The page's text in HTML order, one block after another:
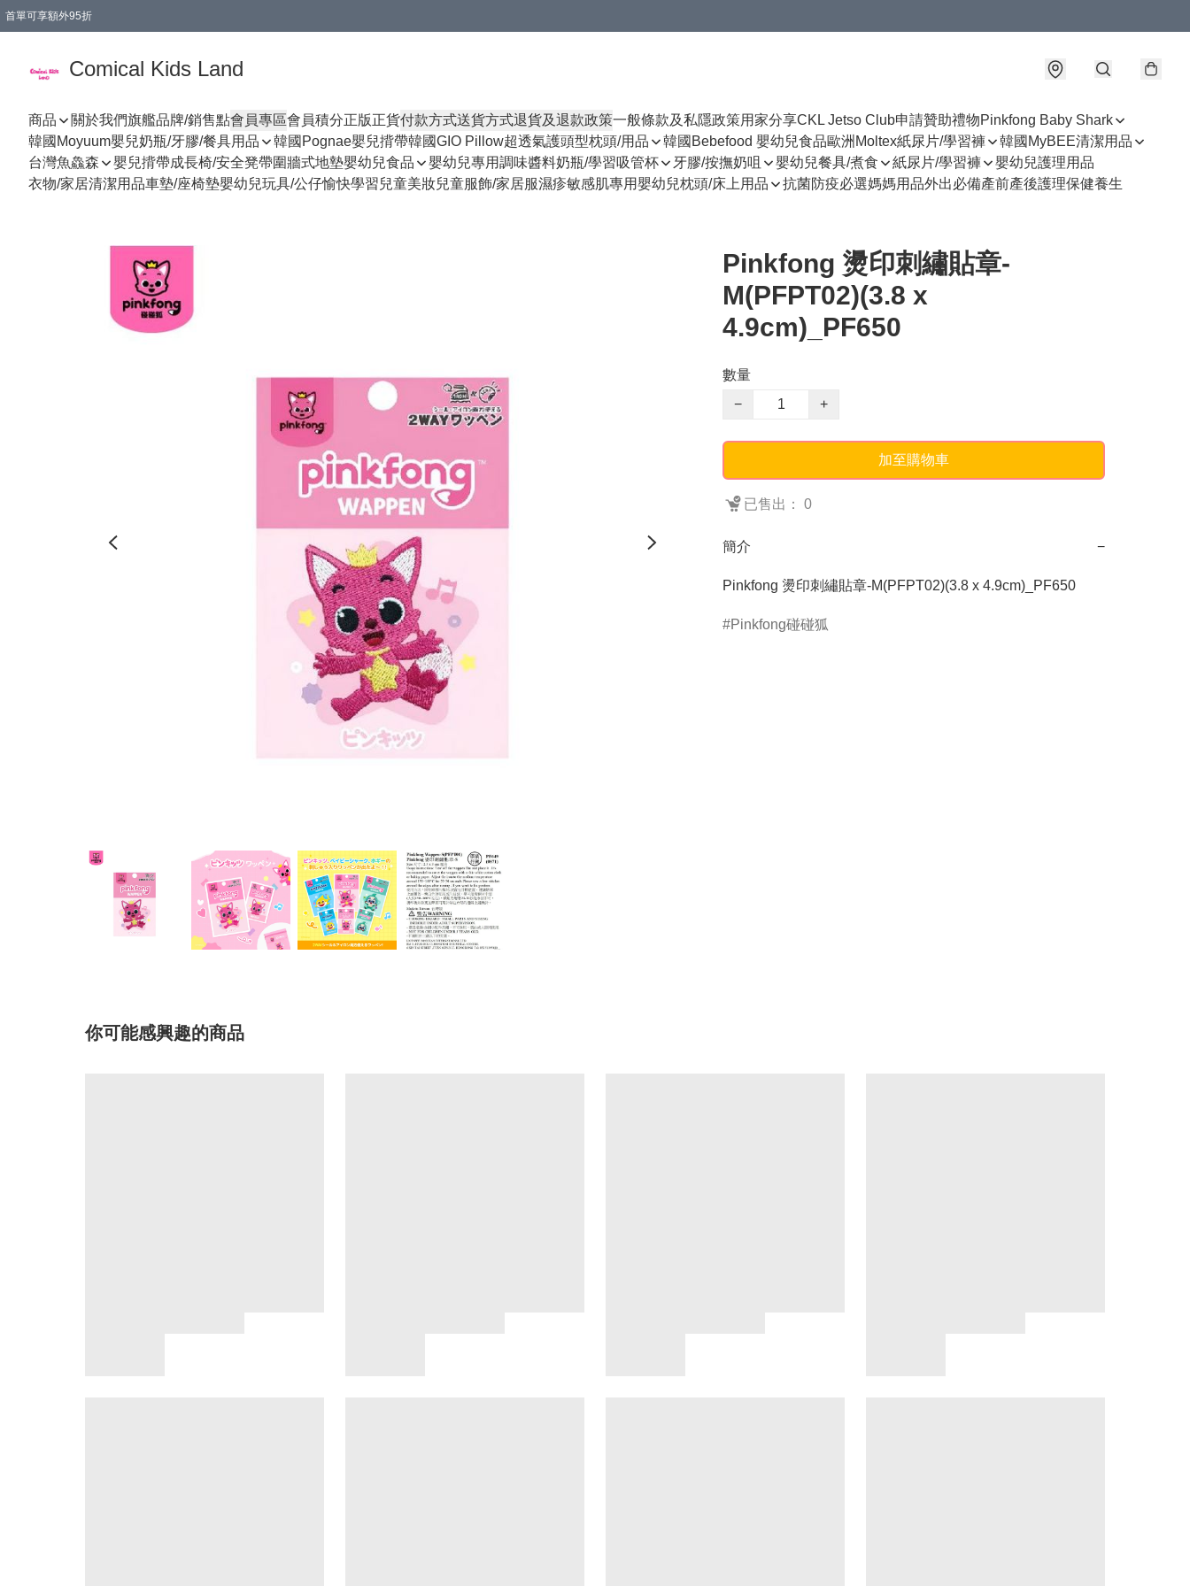
首單可享額外95折
Comical Kids Land
商品 關於我們旗艦品牌/銷售點會員專區會員積分正版正貨付款方式送貨方式退貨及退款政策一般條款及私隱政策用家分享CKL Jetso Club申請贊助禮物Pinkfong Baby Shark
韓國Moyuum嬰兒奶瓶/牙膠/餐具用品
韓國Pognae嬰兒揹帶韓國GIO Pillow超透氣護頭型枕頭/用品 韓國Bebefood 嬰幼兒食品歐洲Moltex紙尿片/學習褲
韓國MyBEE清潔用品
台灣魚鱻森
嬰兒揹帶成長椅/安全凳帶圍牆式地墊嬰幼兒食品 嬰幼兒專用調味醬料奶瓶/學習吸管杯 牙膠/按撫奶咀 嬰幼兒餐具/煮食 紙尿片/學習褲
嬰幼兒護理用品
衣物/家居清潔用品車墊/座椅墊嬰幼兒玩具/公仔愉快學習兒童美妝兒童服飾/家居服濕疹敏感肌專用嬰幼兒枕頭/床上用品 抗菌防疫必選媽媽用品外出必備產前產後護理保健養生
Pinkfong 燙印刺繡貼章-
M(PFPT02)(3.8 x
4.9cm)_PF650
數量
−
+
加至購物車
已售出： 0
簡介 −
Pinkfong 燙印刺繡貼章-M(PFPT02)(3.8 x 4.9cm)_PF650
Pinkfong碰碰狐
你可能感興趣的商品